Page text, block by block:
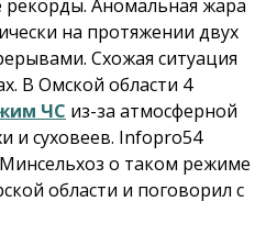
Аномальная жара
на протяжении двух
Схожая ситуация
В Омской области 4
ЧС из-за атмосферной
и суховеев. Infopro54
о таком режиме
области и поговорил с